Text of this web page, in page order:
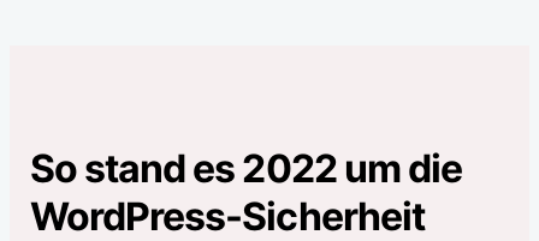
So stand es 2022 um die
WordPress-Sicherheit